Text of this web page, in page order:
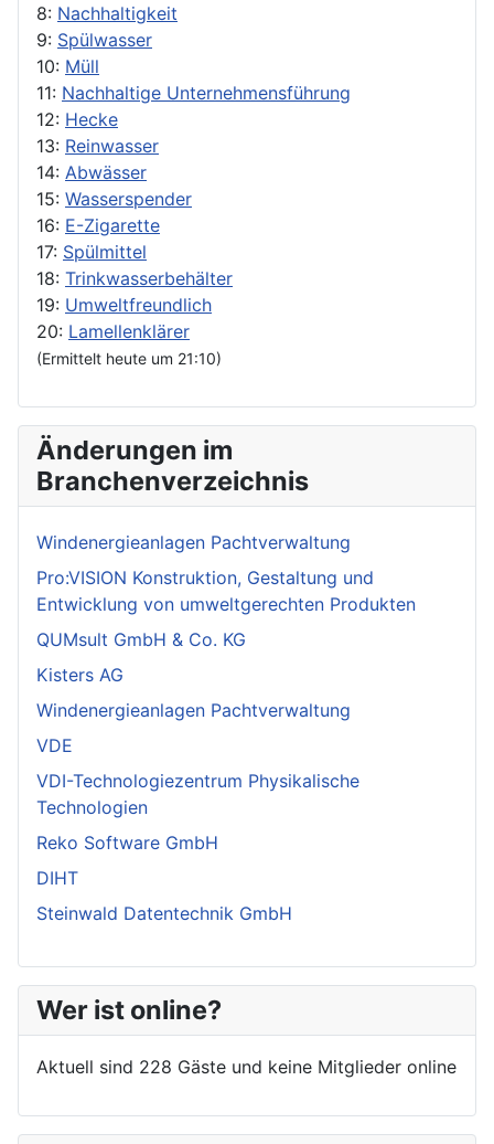
8: Nachhaltigkeit
9: Spülwasser
10: Müll
11: Nachhaltige Unternehmensführung
12: Hecke
13: Reinwasser
14: Abwässer
15: Wasserspender
16: E-Zigarette
17: Spülmittel
18: Trinkwasserbehälter
19: Umweltfreundlich
20: Lamellenklärer
(Ermittelt heute um 21:10)
Änderungen im
Branchenverzeichnis
Windenergieanlagen Pachtverwaltung
Pro:VISION Konstruktion, Gestaltung und
Entwicklung von umweltgerechten Produkten
QUMsult GmbH & Co. KG
Kisters AG
Windenergieanlagen Pachtverwaltung
VDE
VDI-Technologiezentrum Physikalische
Technologien
Reko Software GmbH
DIHT
Steinwald Datentechnik GmbH
Wer ist online?
Aktuell sind 228 Gäste und keine Mitglieder online